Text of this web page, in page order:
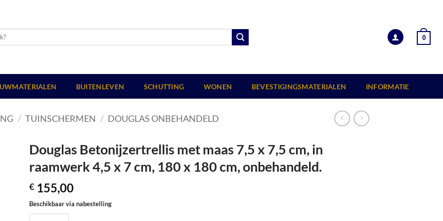
0
BUITENLEVEN SCHUTTING WONEN BEVESTIGINGSMATERIALEN INFORMATIE
/ TUINSCHERMEN / DOUGLAS ONBEHANDELD
Douglas Betonijzertrellis met maas 7,5 x 7,5 cm, in
raamwerk 4,5 x 7 cm, 180 x 180 cm, onbehandeld.
€ 155,00
Beschikbaar via nabestelling